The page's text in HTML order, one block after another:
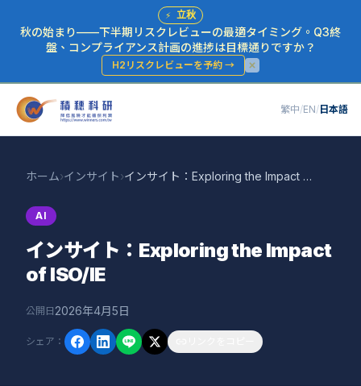
⚡ 立秋
秋の始まり——下半期リスクレビューの最適タイミング。Q3終
盤、コンプライアンス計画の進捗は目標通りですか？
H2リスクレビューを予約 →
繁中/EN/ 日本語
ホーム›インサイト› インサイト：Exploring the Impact of ISO/IE
AI
インサイト：Exploring the Impact
of ISO/IE
公開日 2026年4月5日
シェア ：